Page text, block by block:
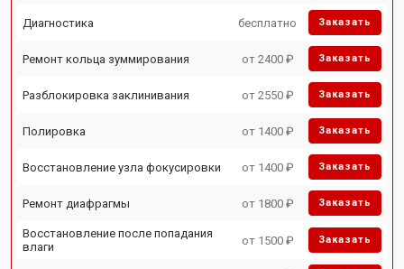
Диагностика бесплатно Заказать
Ремонт кольца зуммирования от 2400 ₽ Заказать
Разблокировка заклинивания от 2550 ₽ Заказать
Полировка от 1400 ₽ Заказать
Восстановление узла фокусировки от 1400 ₽ Заказать
Ремонт диафрагмы от 1800 ₽ Заказать
Восстановление после попадания
влаги
от 1500 ₽ Заказать